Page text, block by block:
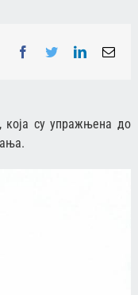
Facebook
TwitterLinkedInEmail
су упражњена до